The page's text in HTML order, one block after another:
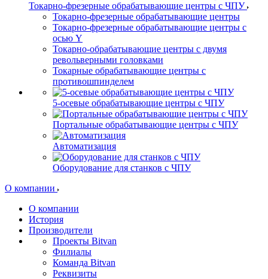
Токарно-фрезерные обрабатывающие центры с ЧПУ
Токарно-фрезерные обрабатывающие центры
Токарно-фрезерные обрабатывающие центры с
осью Y
Токарно-обрабатывающие центры c двумя
револьверными головками
Токарные обрабатывающие центры с
противошпинделем
5-осевые обрабатывающие центры с ЧПУ
Портальные обрабатывающие центры с ЧПУ
Автоматизация
Оборудование для станков с ЧПУ
О компании
О компании
История
Производители
Проекты Bitvan
Филиалы
Команда Bitvan
Реквизиты